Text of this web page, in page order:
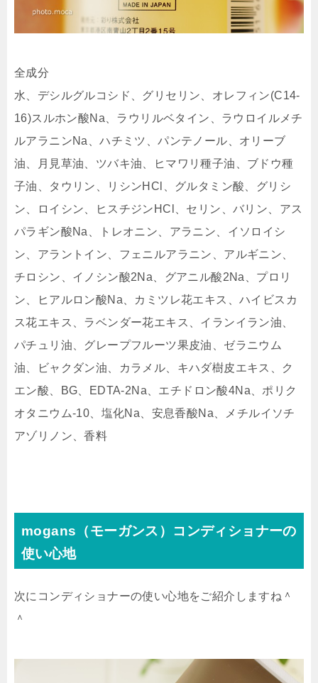
全成分
水、デシルグルコシド、グリセリン、オレフィン(C14-
16)スルホン酸Na、ラウリルベタイン、ラウロイルメチ
ルアラニンNa、ハチミツ、パンテノール、オリーブ
油、月見草油、ツバキ油、ヒマワリ種子油、ブドウ種
子油、タウリン、リシンHCl、グルタミン酸、グリシ
ン、ロイシン、ヒスチジンHCl、セリン、バリン、アス
パラギン酸Na、トレオニン、アラニン、イソロイシ
ン、アラントイン、フェニルアラニン、アルギニン、
チロシン、イノシン酸2Na、グアニル酸2Na、プロリ
ン、ヒアルロン酸Na、カミツレ花エキス、ハイビスカ
ス花エキス、ラベンダー花エキス、イランイラン油、
パチュリ油、グレープフルーツ果皮油、ゼラニウム
油、ビャクダン油、カラメル、キハダ樹皮エキス、ク
エン酸、BG、EDTA-2Na、エチドロン酸4Na、ポリク
オタニウム-10、塩化Na、安息香酸Na、メチルイソチ
アゾリノン、香料
mogans（モーガンス）コンディショナーの
使い心地
次にコンディショナーの使い心地をご紹介しますね＾
＾